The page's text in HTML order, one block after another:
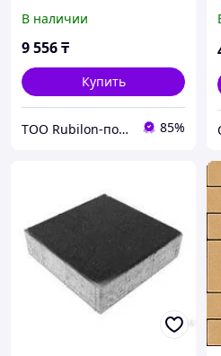
200х100х60 мм
В наличии
9 556₸
Купить
ТОО Rubilon-поставщик №1 85%